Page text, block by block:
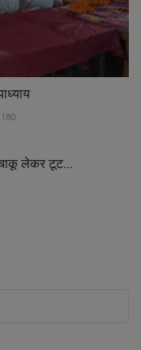
180
लेकर टूट...